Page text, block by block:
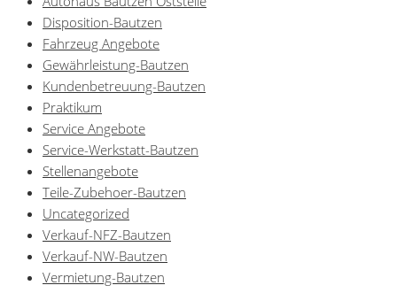
Disposition-Bautzen
Fahrzeug Angebote
Gewährleistung-Bautzen
Kundenbetreuung-Bautzen
Praktikum
Service Angebote
Service-Werkstatt-Bautzen
Stellenangebote
Teile-Zubehoer-Bautzen
Uncategorized
Verkauf-NFZ-Bautzen
Verkauf-NW-Bautzen
Vermietung-Bautzen